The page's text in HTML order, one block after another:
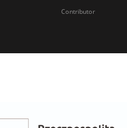
Contributor